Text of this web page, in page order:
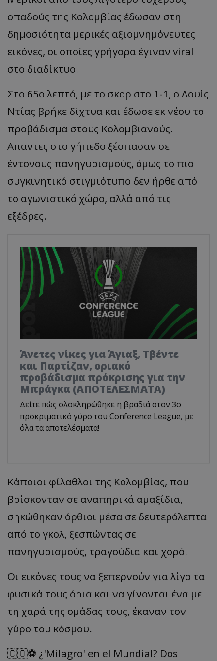
οπαδούς της Κολομβίας έδωσαν στη
δημοσιότητα μερικές αξιομνημόνευτες
εικόνες, οι οποίες γρήγορα έγιναν viral
στο διαδίκτυο.
Στο 65ο λεπτό, με το σκορ στο 1-1, ο Λουίς
Ντίας βρήκε δίχτυα και έδωσε εκ νέου το
προβάδισμα στους Κολομβιανούς.
Απαντες στο γήπεδο ξέσπασαν σε
έντονους πανηγυρισμούς, όμως το πιο
συγκινητικό στιγμιότυπο δεν ήρθε από
το αγωνιστικό χώρο, αλλά από τις
εξέδρες.
Άνετες νίκες για Άγιαξ, Τβέντε
και Παρτίζαν, οριακό
προβάδισμα πρόκρισης για την
Μπράγκα (ΑΠΟΤΕΛΕΣΜΑΤΑ)
Δείτε πώς ολοκληρώθηκε η βραδιά στον 3ο
προκριματικό γύρο του Conference League, με
όλα τα αποτελέσματα!
Κάποιοι φίλαθλοι της Κολομβίας, που
βρίσκονταν σε αναπηρικά αμαξίδια,
σηκώθηκαν όρθιοι μέσα σε δευτερόλεπτα
από το γκολ, ξεσπώντας σε
πανηγυρισμούς, τραγούδια και χορό.
Οι εικόνες τους να ξεπερνούν για λίγο τα
φυσικά τους όρια και να γίνονται ένα με
τη χαρά της ομάδας τους, έκαναν τον
γύρο του κόσμου.
🇨🇴⚽ ¿'Milagro' en el Mundial? Dos